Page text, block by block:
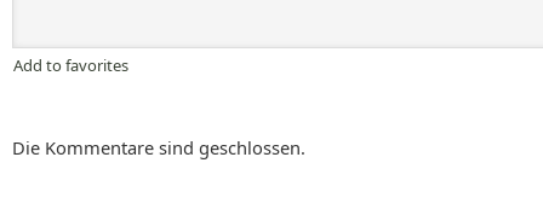
Add to favorites
Die Kommentare sind geschlossen.